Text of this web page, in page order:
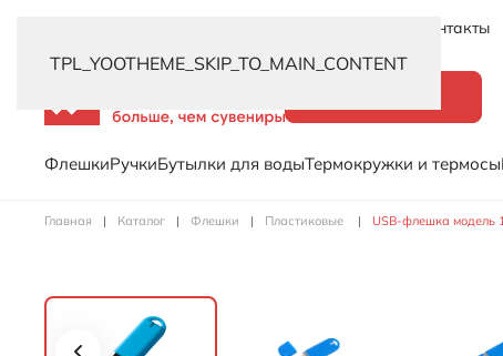
TPL_YOOTHEME_SKIP_TO_MAIN_CONTENT
Контакты
ФлешкиРучкиБутылки для водыТермокружки и термосы
Главная Каталог Флешки Пластиковые USB-флешка модель